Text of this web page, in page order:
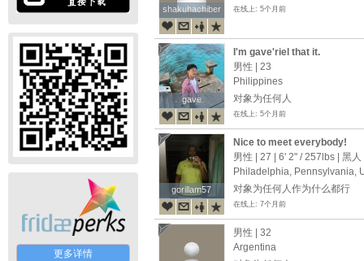
更多详情
shakuhachiber
shakuhachiber 在线上: 5个月前
gave
gave
I'm gave'riel that it.
男性 | 23
Philippines
对象为任何人
在线上: 5个月前
gorillam57
gorillam57
Nice to meet everybody!
男性 | 27 | 6' 2" /257lbs | 黑人
Philadelphia, Pennsylvania,
对象为任何人作为什么都行
在线上: 7个月前
男性 | 32
Argentina